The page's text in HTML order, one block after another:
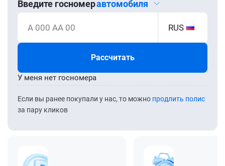
Введите госномеравтомобиля
А 000 АА 00 RUS
Рассчитать
Если вы ранее покупали у нас, то можно продлить полис
за пару кликов
У меня нет госномера